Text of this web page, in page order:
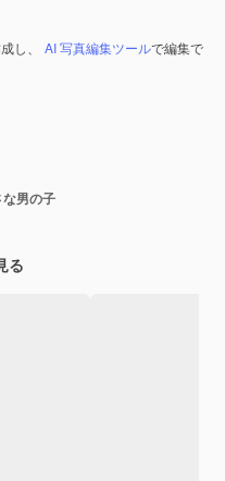
し、 AI 写真編集ツールで編集で
男の子
る